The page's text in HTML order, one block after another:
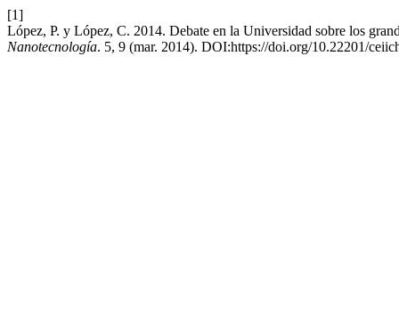
[1]
López, P. y López, C. 2014. Debate en la Universidad sobre los
Nanotecnología. 5, 9 (mar. 2014). DOI:https://doi.org/10.22201/